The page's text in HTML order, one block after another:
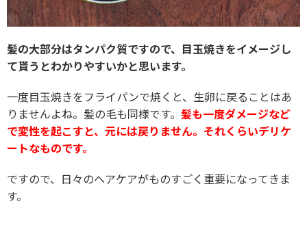
髪の大部分はタンパク質ですので、目玉焼きをイメージし
て貰うとわかりやすいかと思います。
一度目玉焼きをフライパンで焼くと、生卵に戻ることはあ
りませんよね。髪の毛も同様です。 髪も一度ダメージなど
で変性を起こすと、元には戻りません。それくらいデリケ
ートなものです。
ですので、日々のヘアケアがものすごく重要になってきま
す。